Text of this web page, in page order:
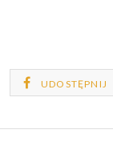
UDOSTĘPNIJ